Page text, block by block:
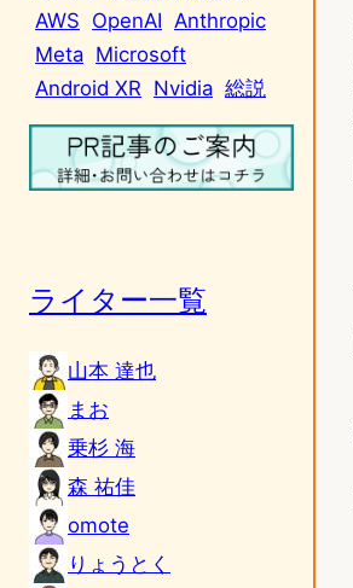
AWS OpenAI Anthropic
Meta Microsoft
Android XR Nvidia 総説
ライター一覧
山本 達也
まお
乗杉 海
森 祐佳
omote
りょうとく